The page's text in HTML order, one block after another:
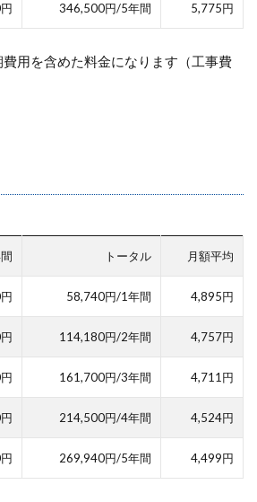
346,500円/5年間 5,775円
用を含めた料金になります（工事費
トータル 月額平均
58,740円/1年間 4,895円
114,180円/2年間 4,757円
161,700円/3年間 4,711円
214,500円/4年間 4,524円
269,940円/5年間 4,499円